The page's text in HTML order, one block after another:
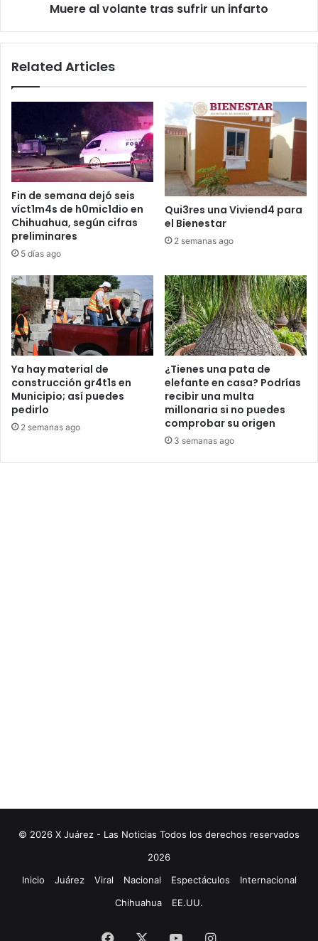
Muere al volante tras sufrir un infarto
Related Articles
Fin de semana dejó seis
víct1m4s de h0mic1dio en
Chihuahua, según cifras
preliminares
5 días ago
Qui3res una Viviend4 para
el Bienestar
2 semanas ago
Ya hay material de
construcción gr4t1s en
Municipio; así puedes
pedirlo
2 semanas ago
¿Tienes una pata de
elefante en casa? Podrías
recibir una multa
millonaria si no puedes
comprobar su origen
3 semanas ago
© 2026 X Juárez - Las Noticias Todos los derechos reservados
2026
Inicio
Juárez Viral Nacional Espectáculos
Internacional
Chihuahua
EE.UU.
Facebook YouTubeInstagram